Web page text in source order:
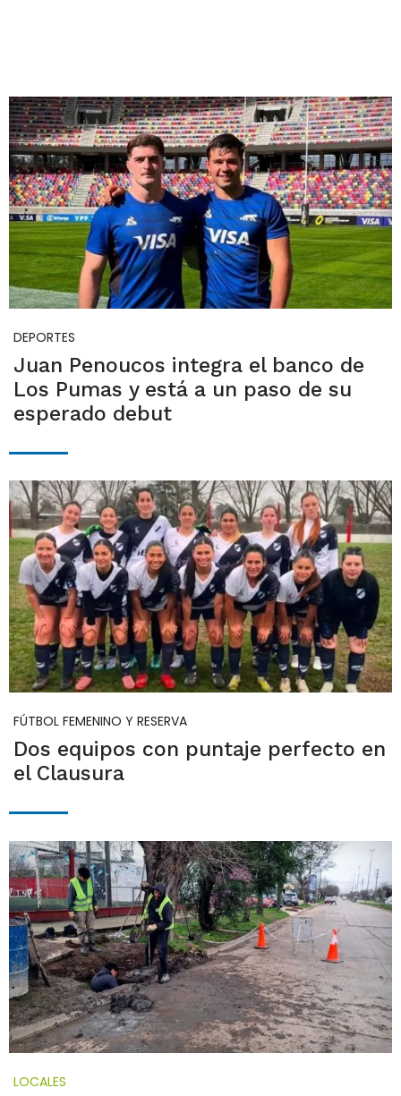
DEPORTES
Juan Penoucos integra el banco de
Los Pumas y está a un paso de su
esperado debut
FÚTBOL FEMENINO Y RESERVA
Dos equipos con puntaje perfecto en
el Clausura
LOCALES